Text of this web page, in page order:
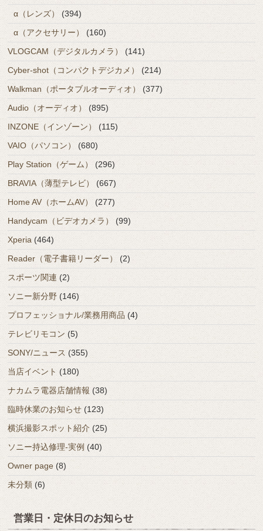
α（レンズ）
(394)
α（アクセサリー）
(160)
VLOGCAM（デジタルカメラ）
(141)
Cyber-shot（コンパクトデジカメ）
(214)
Walkman（ポータブルオーディオ）
(377)
Audio（オーディオ）
(895)
INZONE（インゾーン）
(115)
VAIO（パソコン）
(680)
Play Station（ゲーム）(296)
BRAVIA（薄型テレビ）
(667)
Home AV（ホームAV）
(277)
Handycam（ビデオカメラ）
(99)
Xperia (464)
Reader（電子書籍リーダー）
(2)
スポーツ関連 (2)
ソニー新分野 (146)
プロフェッショナル/業務用商品 (4)
テレビリモコン (5)
SONY/ニュース (355)
当店イベント (180)
ナカムラ電器店舗情報 (38)
臨時休業のお知らせ (123)
横浜撮影スポット紹介 (25)
ソニー持込修理-実例 (40)
Owner page (8)
未分類 (6)
営業日・定休日のお知らせ